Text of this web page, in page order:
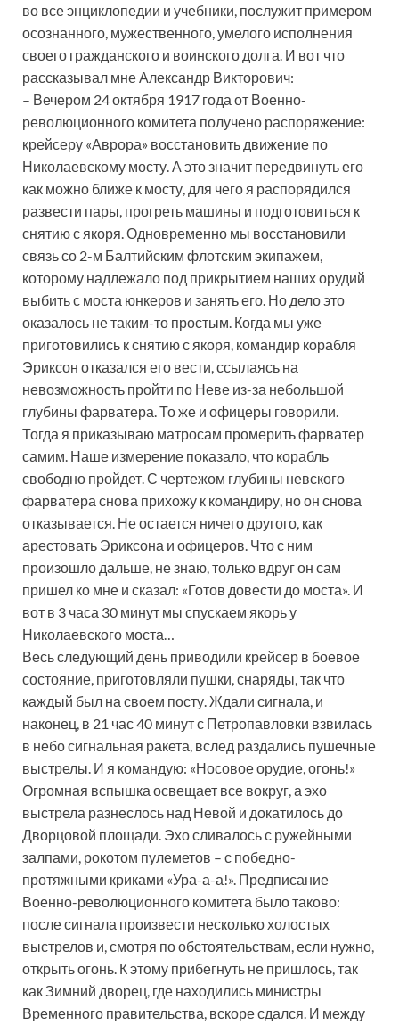
во все энциклопедии и учебники, послужит примером
осознанного, мужественного, умелого исполнения
своего гражданского и воинского долга. И вот что
рассказывал мне Александр Викторович:
– Вечером 24 октября 1917 года от Военно-
революционного комитета получено распоряжение:
крейсеру «Аврора» восстановить движение по
Николаевскому мосту. А это значит передвинуть его
как можно ближе к мосту, для чего я распорядился
развести пары, прогреть машины и подготовиться к
снятию с якоря. Одновременно мы восстановили
связь со 2-м Балтийским флотским экипажем,
которому надлежало под прикрытием наших орудий
выбить с моста юнкеров и занять его. Но дело это
оказалось не таким-то простым. Когда мы уже
приготовились к снятию с якоря, командир корабля
Эриксон отказался его вести, ссылаясь на
невозможность пройти по Неве из-за небольшой
глубины фарватера. То же и офицеры говорили.
Тогда я приказываю матросам промерить фарватер
самим. Наше измерение показало, что корабль
свободно пройдет. С чертежом глубины невского
фарватера снова прихожу к командиру, но он снова
отказывается. Не остается ничего другого, как
арестовать Эриксона и офицеров. Что с ним
произошло дальше, не знаю, только вдруг он сам
пришел ко мне и сказал: «Готов довести до моста». И
вот в 3 часа 30 минут мы спускаем якорь у
Николаевского моста…
Весь следующий день приводили крейсер в боевое
состояние, приготовляли пушки, снаряды, так что
каждый был на своем посту. Ждали сигнала, и
наконец, в 21 час 40 минут с Петропавловки взвилась
в небо сигнальная ракета, вслед раздались пушечные
выстрелы. И я командую: «Носовое орудие, огонь!»
Огромная вспышка освещает все вокруг, а эхо
выстрела разнеслось над Невой и докатилось до
Дворцовой площади. Эхо сливалось с ружейными
залпами, рокотом пулеметов – с победно-
протяжными криками «Ура-а-а!». Предписание
Военно-революционного комитета было таково:
после сигнала произвести несколько холостых
выстрелов и, смотря по обстоятельствам, если нужно,
открыть огонь. К этому прибегнуть не пришлось, так
как Зимний дворец, где находились министры
Временного правительства, вскоре сдался. И между